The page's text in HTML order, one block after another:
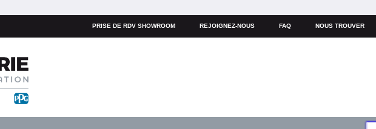
PRISE DE RDV SHOWROOM REJOIGNEZ-NOUS FAQ NOUS TROUVER